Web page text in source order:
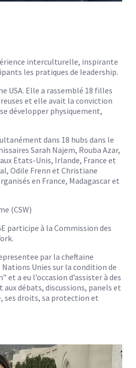
interculturelle, inspirante
les pratiques de leadership.
USA. Elle a rassemblé 18 filles
et elle avait la conviction
développer physiquement,
dans 18 hubs dans le
Sarah Najem, Rouba Azar,
Etats-Unis, Irlande, France et
Odile Frenn et Christiane
en France, Madagascar et
(CSW)
participe à la Commission des
par la cheftaine
Unies sur la condition de
a eu l’occasion d’assister à des
débats, discussions, panels et
ses droits, sa protection et